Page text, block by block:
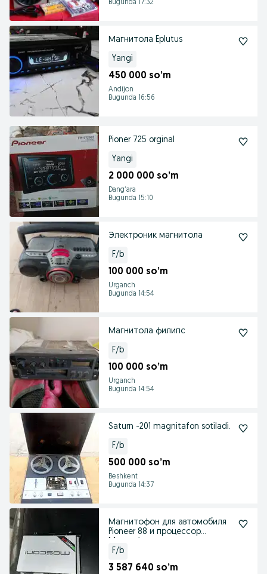
Bugunda 17:32
Магнитола Eplutus
Yangi
450 000 so’m
Andijon
Bugunda 16:56
Pioner 725 orginal
Yangi
2 000 000 so’m
Dangʻara
Bugunda 15:10
Электроник магнитола
F/b
100 000 so’m
Urganch
Bugunda 14:54
Магнитола филипс
F/b
100 000 so’m
Urganch
Bugunda 14:54
Saturn -201 magnitafon sotiladi.
F/b
500 000 so’m
Beshkent
Bugunda 14:37
Магнитофон для автомобиля
Pioneer 88 и процессор
F/b
3 587 640 so’m